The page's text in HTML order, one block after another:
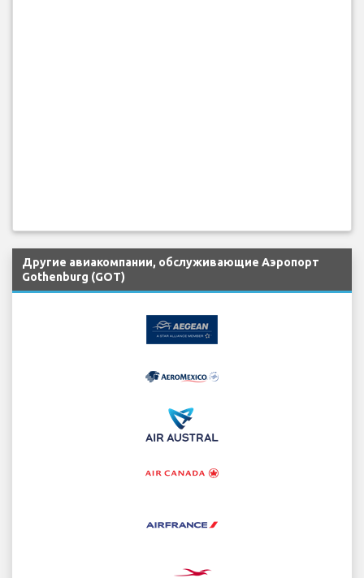
Другие авиакомпании, обслуживающие Аэропорт
Gothenburg (GOT)